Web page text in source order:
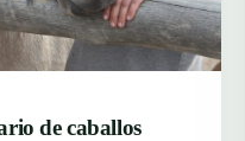
de caballos